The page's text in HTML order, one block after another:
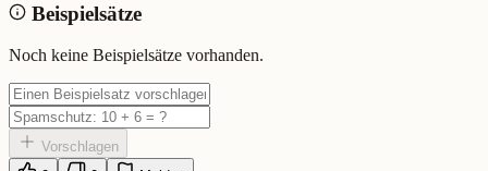
Bedeutung: Pflaumenmus
Eingereicht von: Mundwerk Team
Beispielsätze
Noch keine Beispielsätze vorhanden.
Vorschlagen